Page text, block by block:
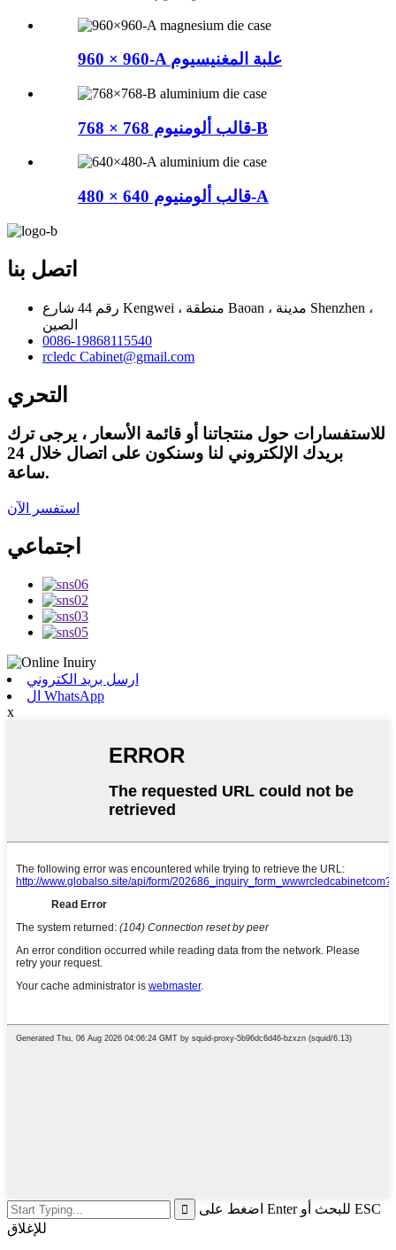
960 × 960-A علبة المغنيسيوم
قالب ألومنيوم 768 × 768-B
قالب ألومنيوم 640 × 480-A
اتصل بنا
رقم 44 شارع Kengwei ، منطقة Baoan ، مدينة Shenzhen ،
الصين
0086-19868115540
rcledc Cabinet@gmail.com
التحري
للاستفسارات حول منتجاتنا أو قائمة الأسعار ، يرجى ترك
بريدك الإلكتروني لنا وسنكون على اتصال خلال 24
ساعة.
استفسر الآن
اجتماعي
ارسل بريد الكتروني
ال WhatsApp
x
اضغط على Enter للبحث أو ESC
للإغلاق